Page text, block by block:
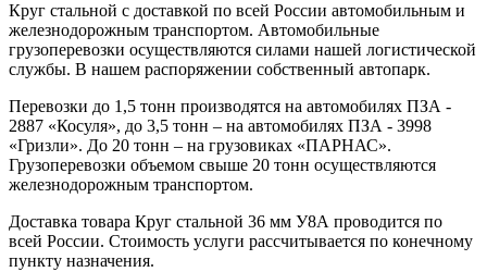
Круг стальной с доставкой по всей России автомобильным и
железнодорожным транспортом. Автомобильные
грузоперевозки осуществляются силами нашей логистической
службы. В нашем распоряжении собственный автопарк.
Перевозки до 1,5 тонн производятся на автомобилях ПЗА -
2887 «Косуля», до 3,5 тонн – на автомобилях ПЗА - 3998
«Гризли». До 20 тонн – на грузовиках «ПАРНАС».
Грузоперевозки объемом свыше 20 тонн осуществляются
железнодорожным транспортом.
Доставка товара Круг стальной 36 мм У8А проводится по
всей России. Стоимость услуги рассчитывается по конечному
пункту назначения.